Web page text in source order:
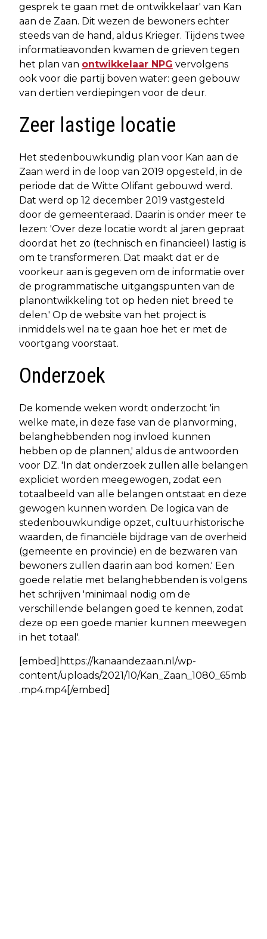
gesprek te gaan met de ontwikkelaar' van Kan
aan de Zaan. Dit wezen de bewoners echter
steeds van de hand, aldus Krieger. Tijdens twee
informatieavonden kwamen de grieven tegen
het plan van ontwikkelaar NPG vervolgens
ook voor die partij boven water: geen gebouw
van dertien verdiepingen voor de deur.
Zeer lastige locatie
Het stedenbouwkundig plan voor Kan aan de
Zaan werd in de loop van 2019 opgesteld, in de
periode dat de Witte Olifant gebouwd werd.
Dat werd op 12 december 2019 vastgesteld
door de gemeenteraad. Daarin is onder meer te
lezen: 'Over deze locatie wordt al jaren gepraat
doordat het zo (technisch en financieel) lastig is
om te transformeren. Dat maakt dat er de
voorkeur aan is gegeven om de informatie over
de programmatische uitgangspunten van de
planontwikkeling tot op heden niet breed te
delen.' Op de website van het project is
inmiddels wel na te gaan hoe het er met de
voortgang voorstaat.
Onderzoek
De komende weken wordt onderzocht 'in
welke mate, in deze fase van de planvorming,
belanghebbenden nog invloed kunnen
hebben op de plannen,' aldus de antwoorden
voor DZ. 'In dat onderzoek zullen alle belangen
expliciet worden meegewogen, zodat een
totaalbeeld van alle belangen ontstaat en deze
gewogen kunnen worden. De logica van de
stedenbouwkundige opzet, cultuurhistorische
waarden, de financiële bijdrage van de overheid
(gemeente en provincie) en de bezwaren van
bewoners zullen daarin aan bod komen.' Een
goede relatie met belanghebbenden is volgens
het schrijven 'minimaal nodig om de
verschillende belangen goed te kennen, zodat
deze op een goede manier kunnen meewegen
in het totaal'.
[embed]https://kanaandezaan.nl/wp-
content/uploads/2021/10/Kan_Zaan_1080_65mb
.mp4.mp4[/embed]